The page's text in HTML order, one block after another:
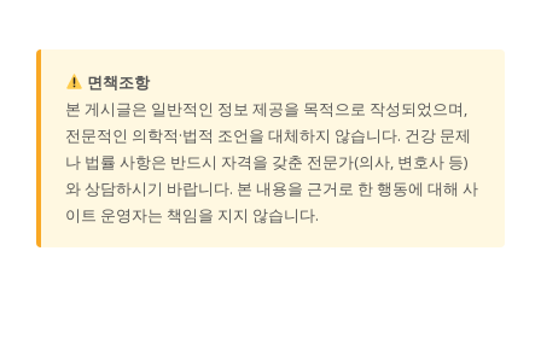
면책조항
본 게시글은 일반적인 정보 제공을 목적으로 작성되었으며,
전문적인 의학적·법적 조언을 대체하지 않습니다. 건강 문제
나 법률 사항은 반드시 자격을 갖춘 전문가(의사, 변호사 등)
와 상담하시기 바랍니다. 본 내용을 근거로 한 행동에 대해 사
이트 운영자는 책임을 지지 않습니다.